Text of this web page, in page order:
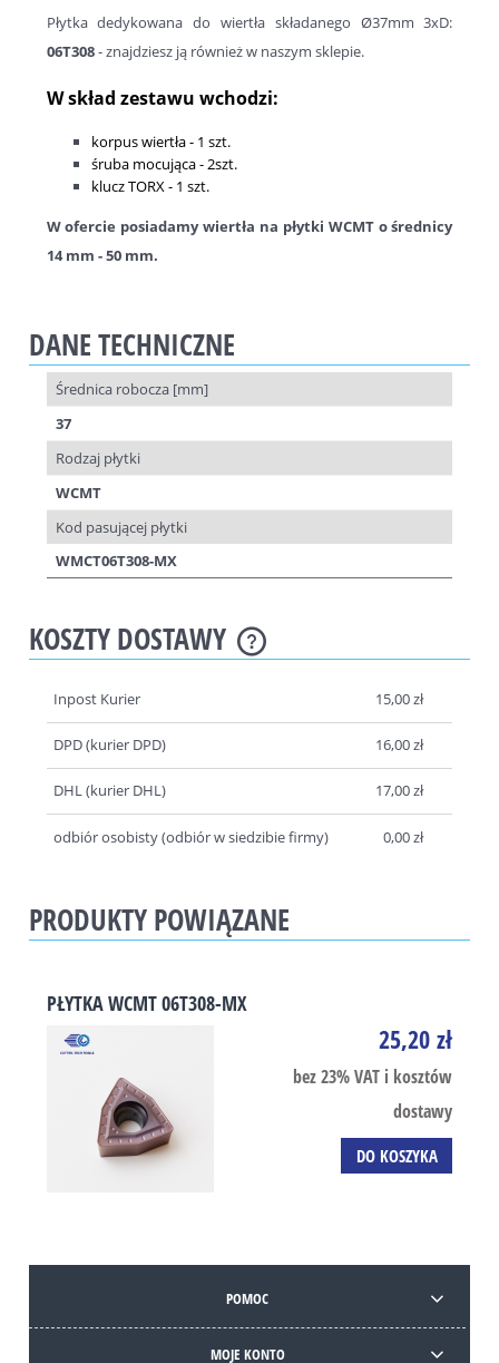
Płytka dedykowana do wiertła składanego Ø37mm 3xD:
06T308- znajdziesz ją również w naszym sklepie.
W skład zestawu wchodzi:
korpus wiertła - 1 szt.
śruba mocująca - 2szt.
klucz TORX - 1 szt.
W ofercie posiadamy wiertła na płytki WCMT o średnicy
14 mm - 50 mm.
DANE TECHNICZNE
Średnica robocza [mm]
37
Rodzaj płytki
WCMT
Kod pasującej płytki
WMCT06T308-MX
KOSZTY DOSTAWY
Inpost Kurier 15,00 zł
DPD(kurier DPD) 16,00 zł
DHL(kurier DHL) 17,00 zł
odbiór osobisty(odbiór w siedzibie firmy) 0,00 zł
PRODUKTY POWIĄZANE
PŁYTKA WCMT 06T308-MX
25,20 zł
bez 23% VAT i kosztów
dostawy
DO KOSZYKA
POMOC
MOJE KONTO